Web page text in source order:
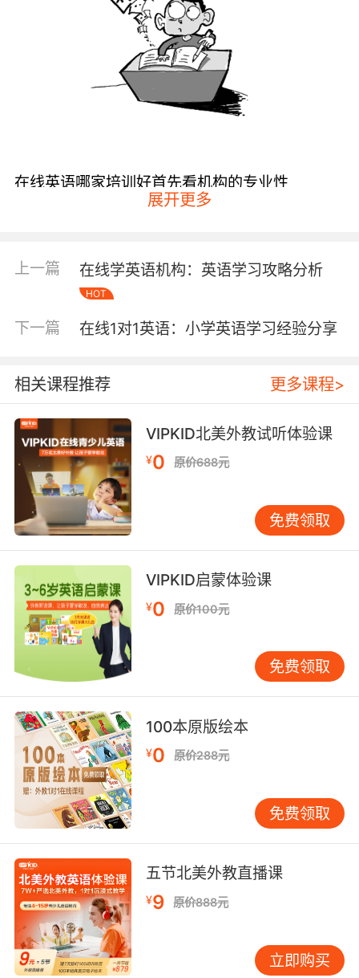
在线英语哪家培训好首先看机构的专业性
怎么样，要知道一家专业的机构是会在各个方面
都做的很好的。机构专注的方面也是不一样的，
有的比较擅长口语教学、有的比较擅长基础提
升，那么这也需要家长明确自己孩子的学习需
在线英语哪家培训好其次看机构的成立时间
机构的成立时间在一定程度上决定了其教学的经
验是否丰富，成立时间早的机构已经在市场上磨
练很长时间，积累了丰富的教学经历和经验，那
么他们在进行英语授课的时候更有自己的心得，
面对任何学生都可以做到游刃有余，都可以根据
孩子的特点因材施教，这样孩子的英语水平才能
得到更有效的提升。当然这也不是说机构成立时
间晚了就是不好，大家千万不能这样想，近两年
随着线上英语培训机构的发展繁荣，也涌现出了
不少优质的英语培训机构，从中挑选到一家合适
的也是不难的。
在线英语哪家培训好然后看机构的教学模式
现在线上英语培训机构一般都是采用一对一的教
学模式，这样的教学方式针对性是比较强的，一
个老师面对一个学生上课的效率也会更高，孩子
遇到任何问题都能得到老师及时的解答，这样他
们的英语水平也能得到更有效的提升。
在线英语哪家培训好最后看教材的选用，无论是
机构自主研发的还是引进国外原版教材，只要符
展开更多
上一篇 在线学英语机构：英语学习攻略分析
HOT
下一篇 在线1对1英语：小学英语学习经验分享
相关课程推荐 更多课程>
VIPKID北美外教试听体验课
¥0 原价688元
免费领取
VIPKID启蒙体验课
¥0 原价100元
免费领取
100本原版绘本
¥0 原价288元
免费领取
五节北美外教直播课
¥9 原价888元
立即购买